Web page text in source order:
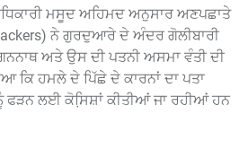
ਮਸੂਦ ਅਹਿਮਦ ਅਨੁਸਾਰ ਅਣਪਛਾਤੇ
ਨੇ ਗੁਰਦੁਆਰੇ ਦੇ ਅੰਦਰ ਗੋਲੀਬਾਰੀ
ਅਤੇ ਉਸ ਦੀ ਪਤਨੀ ਅਸਮਾ ਵੰਤੀ ਦੀ
ਹਮਲੇ ਦੇ ਪਿੱਛੇ ਦੇ ਕਾਰਨਾਂ ਦਾ ਪਤਾ
ਫੜਨ ਲਈ ਕੋਸਿ਼ਸ਼ਾਂ ਕੀਤੀਆਂ ਜਾ ਰਹੀਆਂ ਹਨ